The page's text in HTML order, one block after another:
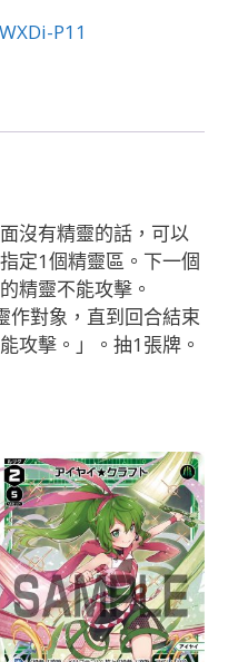
WXDi-P11
沒有精靈的話，可以
定1個精靈區。下一個
精靈不能攻擊。
作對象，直到回合結束
攻擊。」。抽1張牌。